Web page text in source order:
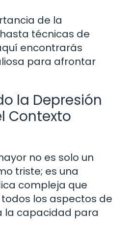
de la
técnicas de
encontrarás
para afrontar
la Depresión
Contexto
no es solo un
triste; es una
compleja que
los aspectos de
la capacidad para